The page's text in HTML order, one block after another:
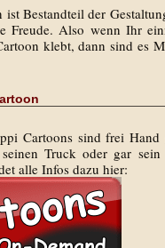
ist Bestandteil der
Freude. Also wenn Ihr
klebt, dann sind es
Cartoons sind frei
Truck oder gar sein
alle Infos dazu hier: